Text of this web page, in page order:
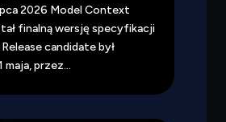
2026 Model Context
finalną wersję specyfikacji
candidate był
maja, przez...